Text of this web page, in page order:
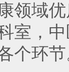
领域
室，
个环节